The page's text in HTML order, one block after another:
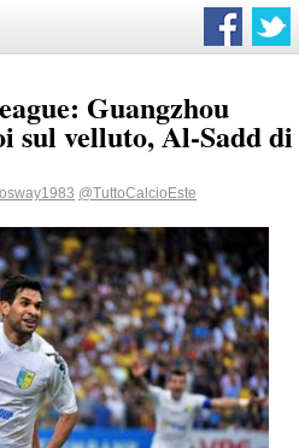
Guangzhou
sul velluto, Al-Sadd di
@TuttoCalcioEste